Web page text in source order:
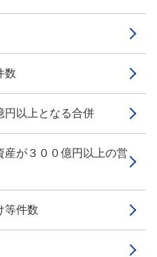
数
円以上となる合併
産が３００億円以上の営
等件数